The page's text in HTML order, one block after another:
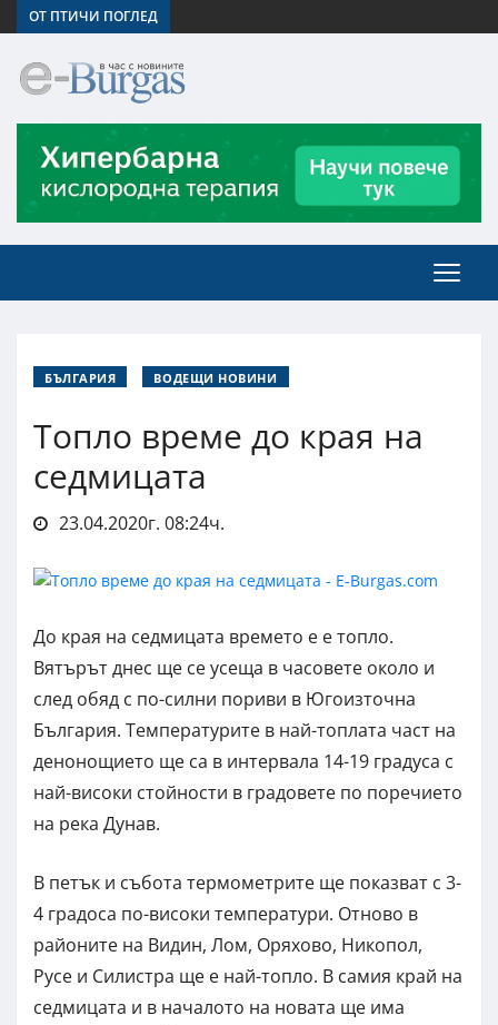
ОТ ПТИЧИ ПОГЛЕД
БЪЛГАРИЯ ВОДЕЩИ НОВИНИ
Топло време до края на
седмицата
23.04.2020г. 08:24ч.
До края на седмицата времето е е топло.
Вятърът днес ще се усеща в часовете около и
след обяд с по-силни пориви в Югоизточна
България. Температурите в най-топлата част на
денонощието ще са в интервала 14-19 градуса с
най-високи стойности в градовете по поречието
на река Дунав.
В петък и събота термометрите ще показват с 3-
4 градоса по-високи температури. Отново в
районите на Видин, Лом, Оряхово, Никопол,
Русе и Силистра ще е най-топло. В самия край на
седмицата и в началото на новата ще има